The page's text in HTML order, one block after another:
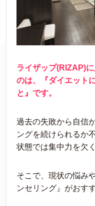
ライザップ(RIZAP)
のは、『ダイエット
と』です。
過去の失敗から自信
ングを続けられるか
状態では集中力を欠
そこで、現状の悩み
ンセリング』がおす